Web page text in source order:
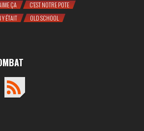
ÇA
C'EST NOTRE POTE
Y ÉTAIT
OLD SCHOOL